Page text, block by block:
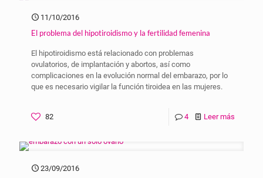
11/10/2016
El problema del hipotiroidismo y la fertilidad femenina
El hipotiroidismo está relacionado con problemas
ovulatorios, de implantación y abortos, así como
complicaciones en la evolución normal del embarazo, por lo
que es necesario vigilar la función tiroidea en las mujeres.
82 4 Leer más
23/09/2016